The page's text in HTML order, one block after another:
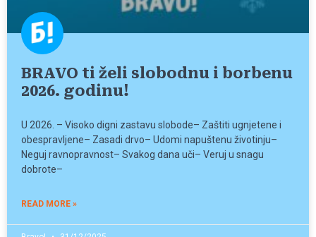
BRAVO ti želi slobodnu i borbenu
2026. godinu!
U 2026. – Visoko digni zastavu slobode– Zaštiti ugnjetene i
obespravljene– Zasadi drvo– Udomi napuštenu životinju–
Neguj ravnopravnost– Svakog dana uči– Veruj u snagu
dobrote–
READ MORE »